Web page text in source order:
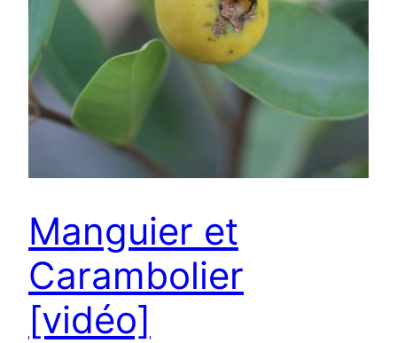
Manguier et
Carambolier
[vidéo]